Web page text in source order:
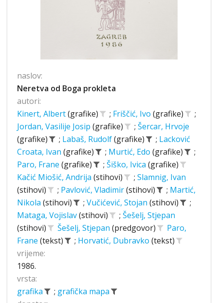
naslov:
Neretva od Boga prokleta
autori:
Kinert, Albert(grafike) ; Friščić, Ivo (grafike)
;
Jordan, Vasilije Josip (grafike) ; Šercar, Hrvoje
(grafike)
; Labaš, Rudolf(grafike) ; Lacković
Croata, Ivan (grafike) ; Murtić, Edo (grafike)
;
Paro, Frane (grafike) ; Šiško, Ivica (grafike)
Kačić Miošić, Andrija (stihovi) ; Slamnig, Ivan
(stihovi)
; Pavlović, Vladimir(stihovi) ; Martić,
Nikola (stihovi) ; Vučićević, Stojan (stihovi)
;
Mataga, Vojislav(stihovi) ; Šešelj, Stjepan
(stihovi)
Šešelj, Stjepan (predgovor)
Paro,
Frane (tekst) ; Horvatić, Dubravko (tekst)
vrijeme:
1986.
vrsta:
grafika
; grafička mapa